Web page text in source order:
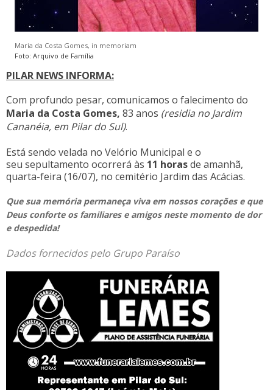
Maria da Costa Gomes, in memoriam
Foto: Arquivo de Família
PILAR NEWS INFORMA:
Com profundo pesar, comunicamos o falecimento do
Maria da Costa Gomes, 83 anos (residia no Jardim
Cananéia, em Pilar do Sul).
Está sendo velada no Velório Municipal e o
seu sepultamento ocorrerá às 11 horasde amanhã,
quarta-feira (16/07), no cemitério Jardim das Acácias.
Que sua memória permaneça viva em nossos corações e que
Deus conforte os familiares e amigos neste momento de dor
e despedida!
Dados fornecidos pelo Grupo Paraíso